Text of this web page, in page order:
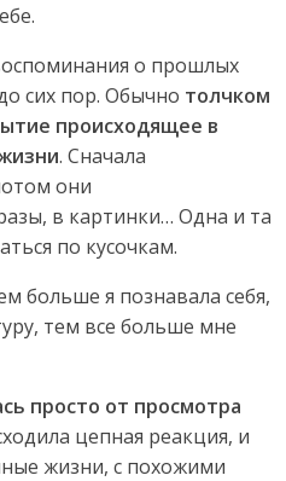
о прошлых
сих пор. Обычно толчком
происходящее в
. Сначала
они
в картинки… Одна и та
по кусочкам.
больше я познавала себя,
тем все больше мне
просто от просмотра
цепная реакция, и
жизни, с похожими